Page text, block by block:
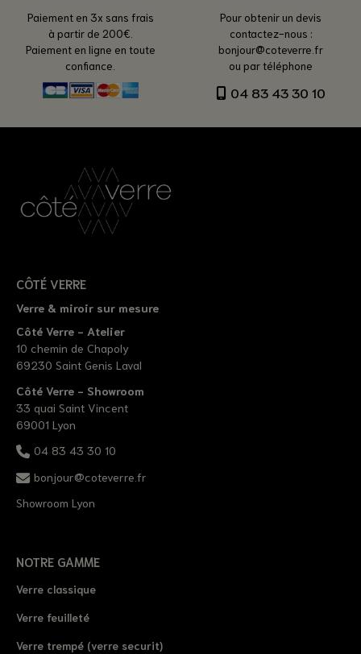
Paiement en 3x sans frais
à partir de 200€.
Paiement en ligne en toute
confiance.
Pour obtenir un devis
contactez-nous :
bonjour@coteverre.fr
ou par téléphone
04 83 43 30 10
CÔTÉ VERRE
Verre & miroir sur mesure
Côté Verre - Atelier
10 chemin de Chapoly
69230 Saint Genis Laval
Côté Verre - Showroom
33 quai Saint Vincent
69001 Lyon
04 83 43 30 10
bonjour@coteverre.fr
Showroom Lyon
NOTRE GAMME
Verre classique
Verre feuilleté
Verre trempé (verre securit)